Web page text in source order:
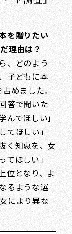
を贈りたい
理由は？
、どのよう
子どもに本
占めました。
答で聞いた
んでほしい」
てほしい」
く知恵を、女
てほしい」
位となり、よ
るような選
により異な